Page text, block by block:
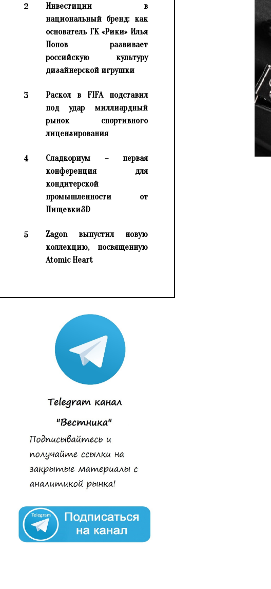
2
Инвестиции в
национальный бренд: как
основатель ГК «Рики» Илья
Попов развивает
российскую культуру
дизайнерской игрушки
3
Раскол в FIFA подставил
под удар миллиардный
рынок спортивного
лицензирования
4
Сладкориум – первая
конференция для
кондитерской
промышленности от
Пищевки3D
5
Zagon выпустил новую
коллекцию, посвященную
Atomic Heart